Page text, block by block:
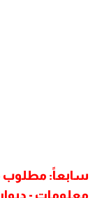
سابعاً:
معلومات -